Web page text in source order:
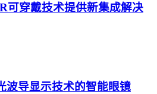
可穿戴技术提供新集成解决
波导显示技术的智能眼镜